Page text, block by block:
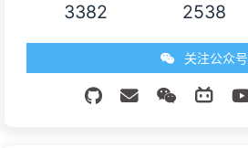
3382 2538
关注公众号